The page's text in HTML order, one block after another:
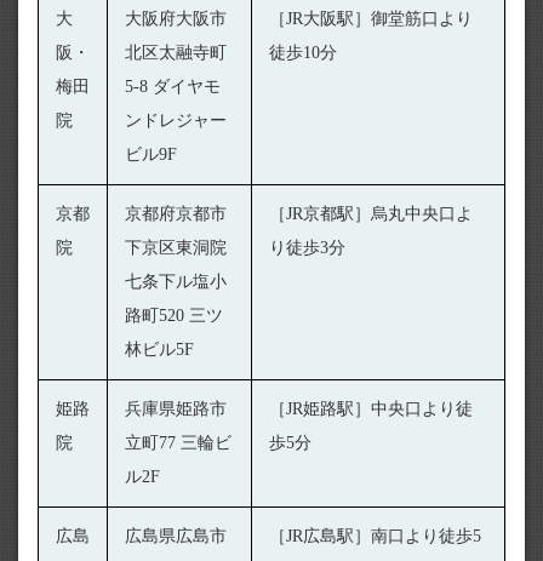
大
阪・
梅田
院
大阪府大阪市
北区太融寺町
5-8 ダイヤモ
ンドレジャー
ビル9F
［JR大阪駅］御堂筋口より
徒歩10分
京都
院
京都府京都市
下京区東洞院
七条下ル塩小
路町520 三ツ
林ビル5F
［JR京都駅］烏丸中央口よ
り徒歩3分
姫路
院
兵庫県姫路市
立町77 三輪ビ
ル2F
［JR姫路駅］中央口より徒
歩5分
広島 広島県広島市 ［JR広島駅］南口より徒歩5